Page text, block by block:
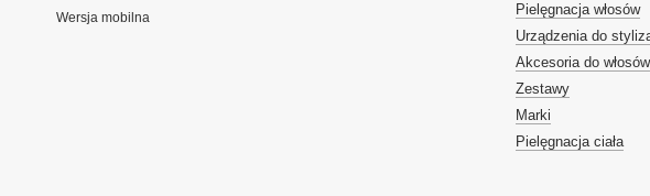
Wersja mobilna
Pielęgnacja włosów
Urządzenia do
Akcesoria do włosów
Zestawy
Marki
Pielęgnacja ciała